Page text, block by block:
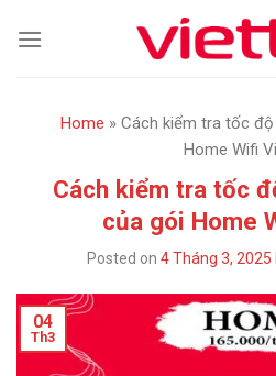
Home » Cách kiểm tra tốc
Home Wifi
Cách kiểm tra tốc
của gói Home
Posted on 4 Tháng 3, 2025
04
Th3